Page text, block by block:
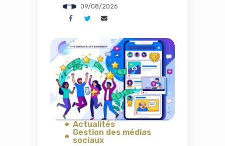
et tout cela sans chauffeur
humain. Ce scénario, longtemps
devient réalité commerciale
avec Zoox. Dès le 10 août 2026,
l’entreprise détenue par
Amazon commencera à
facturer ses courses de
robotaxis dans la ville du
Nevada. […]
09/08/2026
Actualités
Gestion des médias
sociaux